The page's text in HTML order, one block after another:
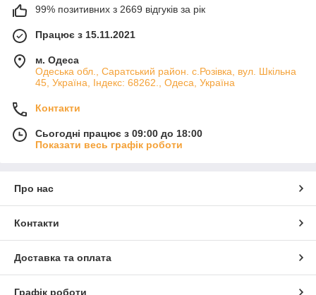
99% позитивних з 2669 відгуків за рік
Працює з 15.11.2021
м. Одеса
Одеська обл., Саратський район. с.Розівка, вул. Шкільна
45, Україна, Індекс: 68262., Одеса, Україна
Контакти
Сьогодні працює з 09:00 до 18:00
Показати весь графік роботи
Про нас
Контакти
Доставка та оплата
Графік роботи